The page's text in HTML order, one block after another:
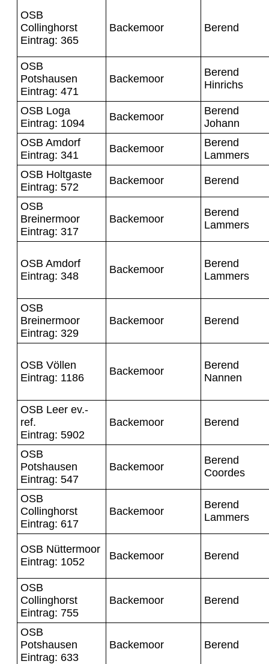
OSB
Collinghorst
Eintrag: 365
Backemoor Berend
OSB
Potshausen
Eintrag: 471
Backemoor
Berend
Hinrichs
OSB Loga
Eintrag: 1094
Backemoor
Berend
Johann
OSB Amdorf
Eintrag: 341
Backemoor
Berend
Lammers
OSB Holtgaste
Eintrag: 572
Backemoor Berend
OSB
Breinermoor
Eintrag: 317
Backemoor
Berend
Lammers
OSB Amdorf
Eintrag: 348
Backemoor
Berend
Lammers
OSB
Breinermoor
Eintrag: 329
Backemoor Berend
OSB Völlen
Eintrag: 1186
Backemoor
Berend
Nannen
OSB Leer ev.-
ref.
Eintrag: 5902
Backemoor Berend
OSB
Potshausen
Eintrag: 547
Backemoor
Berend
Coordes
OSB
Collinghorst
Eintrag: 617
Backemoor
Berend
Lammers
OSB Nüttermoor
Eintrag: 1052
Backemoor Berend
OSB
Collinghorst
Eintrag: 755
Backemoor Berend
OSB
Potshausen
Eintrag: 633
Backemoor Berend